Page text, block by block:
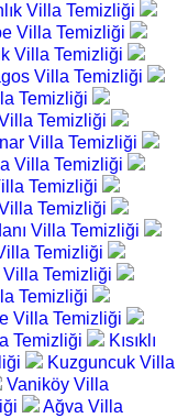
Villa Temizliği
Villa Temizliği
Villa Temizliği
Villa Temizliği
Temizliği
Temizliği
Villa Temizliği
Villa Temizliği
Temizliği
Temizliği
Villa Temizliği
Temizliği
Temizliği
Temizliği
Villa Temizliği
Temizliği
Kısıklı
Kuzguncuk Villa
Vaniköy Villa
Ağva Villa